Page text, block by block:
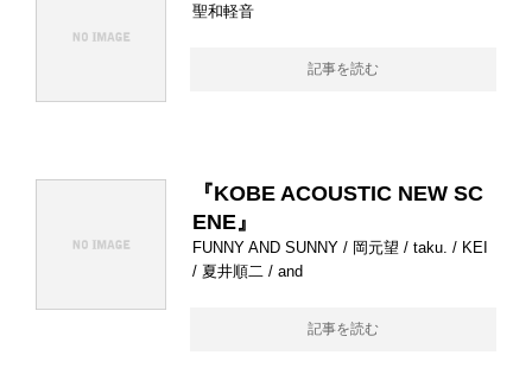
聖和軽音
記事を読む
『KOBE ACOUSTIC NEW SC
ENE』
FUNNY AND SUNNY / 岡元望 / taku. / KEI
/ 夏井順二 / and
記事を読む